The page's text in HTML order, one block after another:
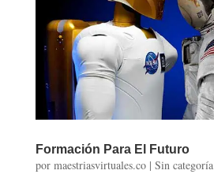
Formación Para El Futuro
por maestriasvirtuales.co| Sin categoría